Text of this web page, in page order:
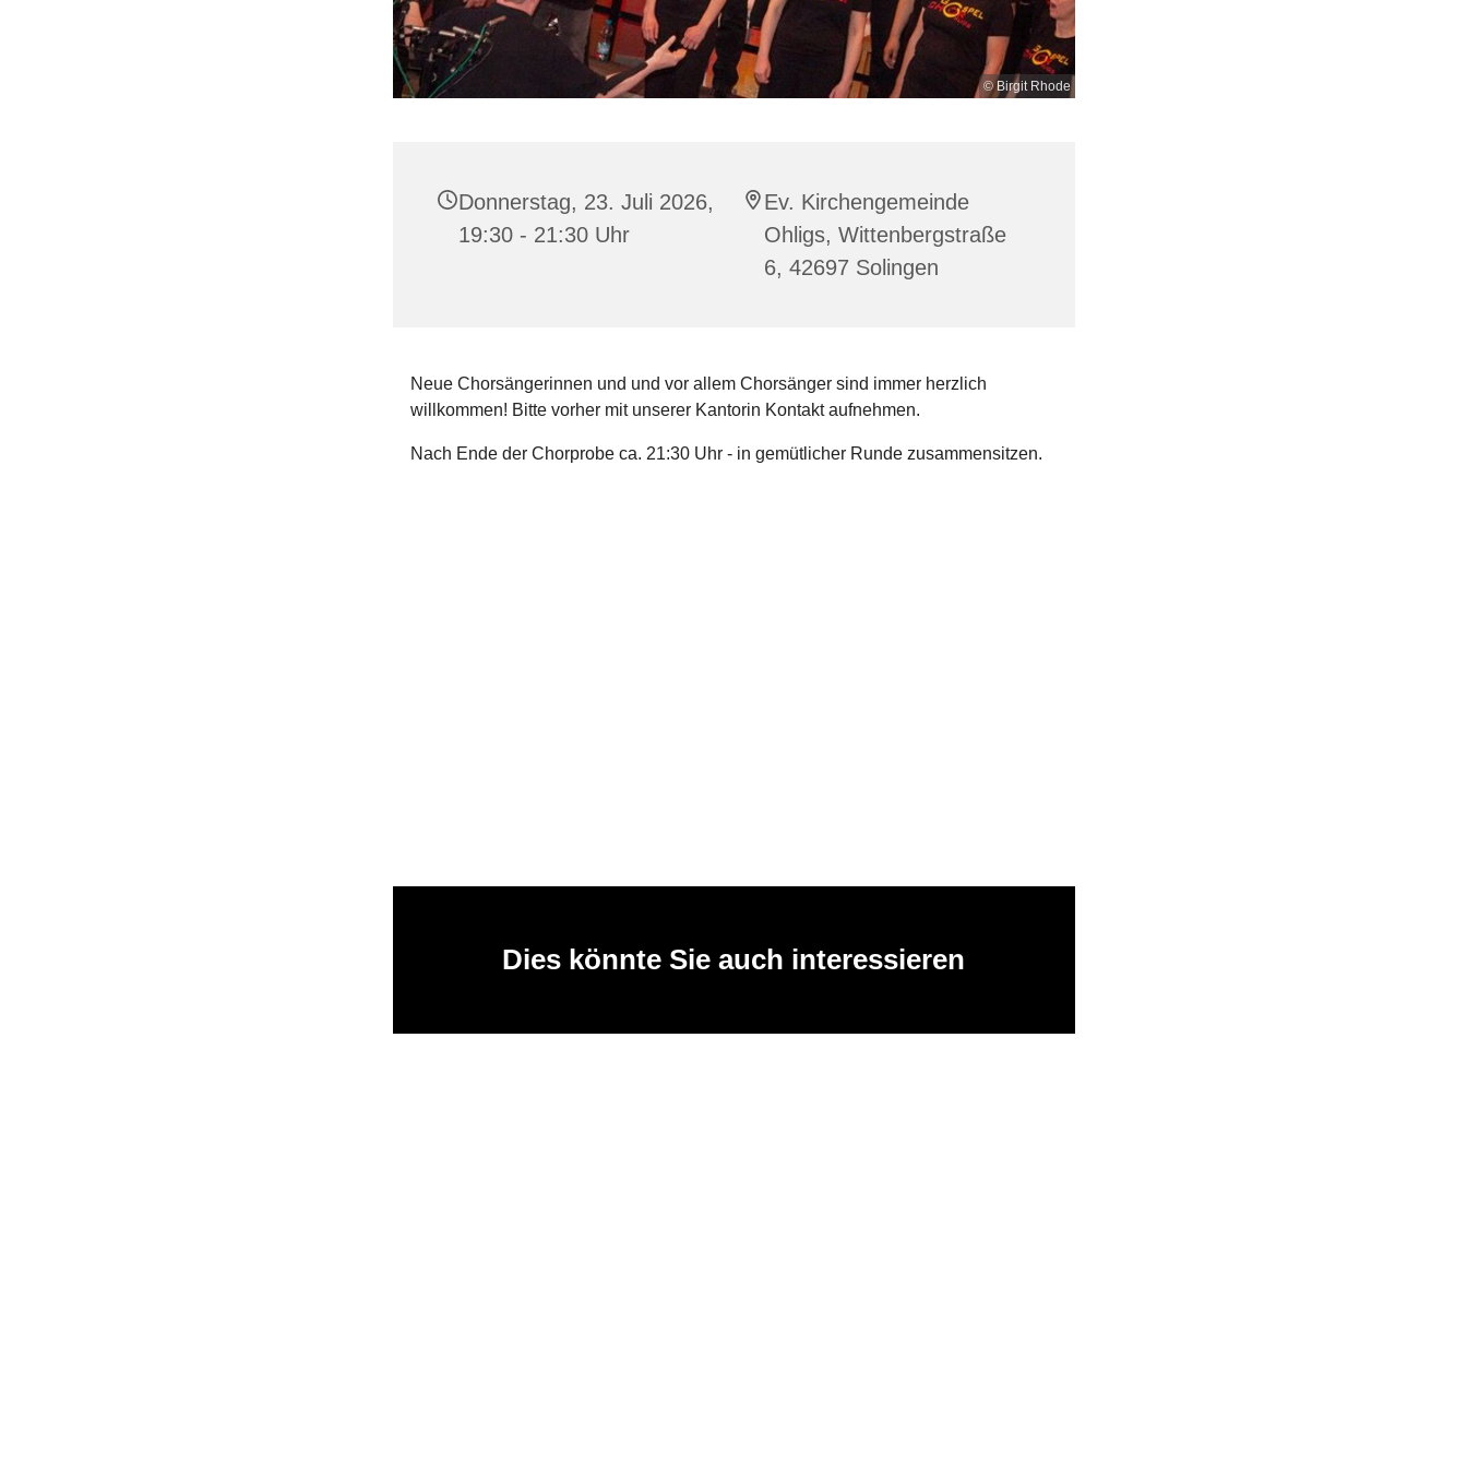
© Birgit Rhode
Donnerstag, 23. Juli 2026,
19:30 - 21:30 Uhr
Ev. Kirchengemeinde
Ohligs, Wittenbergstraße
6, 42697 Solingen
Neue Chorsängerinnen und und vor allem Chorsänger sind immer herzlich
willkommen! Bitte vorher mit unserer Kantorin Kontakt aufnehmen.
Nach Ende der Chorprobe ca. 21:30 Uhr - in gemütlicher Runde zusammensitzen.
Dies könnte Sie auch interessieren